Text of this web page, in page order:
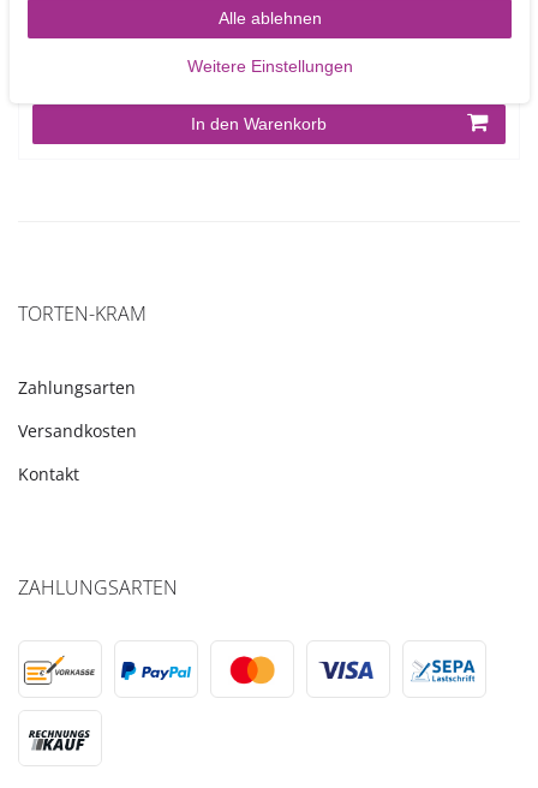
In den Warenkorb
TORTEN-KRAM
Zahlungsarten
Versandkosten
Kontakt
ZAHLUNGSARTEN
Alle ablehnen
Weitere Einstellungen